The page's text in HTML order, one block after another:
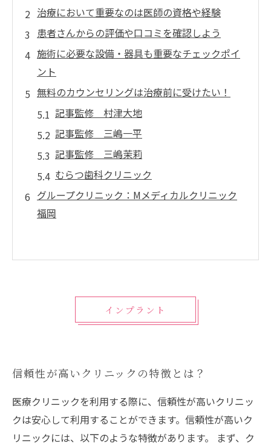
治療において重要なのは医師の資格や経験
患者さんからの評価や口コミを確認しよう
施術に必要な設備・器具も重要なチェックポイ
ント
無料のカウンセリングは治療前に受けたい！
記事監修 村津大地
記事監修 三嶋一平
記事監修 三嶋茉莉
むらつ歯科クリニック
グループクリニック：Mメディカルクリニック
福岡
インプラント
信頼性が高いクリニックの特徴とは？
医療クリニックを利用する際に、信頼性が高いクリニッ
クは安心して利用することができます。信頼性が高いク
リニックには、以下のような特徴があります。 まず、ク